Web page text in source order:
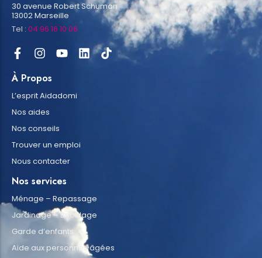
30 avenue Robert Schuman
13002 Marseille
Tel : 04 96 16 10 06
À Propos
L’esprit Aidadomi
Nos aides
Nos conseils
Trouver un emploi
Nous contacter
Nos services
Ménage – Repassage
Jardinage – Bricolage
Garde d’enfants
Aide aux personnes âgées